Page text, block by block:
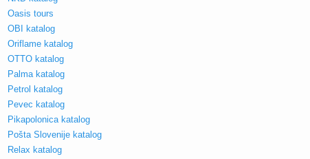
Oasis tours
OBI katalog
Oriflame katalog
OTTO katalog
Palma katalog
Petrol katalog
Pevec katalog
Pikapolonica katalog
Pošta Slovenije katalog
Relax katalog